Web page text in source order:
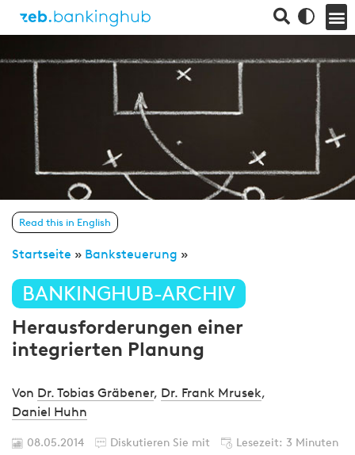
Read this in English
Startseite » Banksteuerung »
BANKINGHUB-ARCHIV
Herausforderungen einer
integrierten Planung
Von Dr. Tobias Gräbener, Dr. Frank Mrusek,
Daniel Huhn
08.05.2014 Diskutieren Sie mit Lesezeit: 3 Minuten